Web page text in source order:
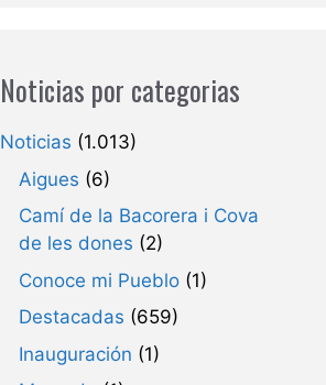
Noticias por categorias
Noticias (1.013)
Aigues (6)
Camí de la Bacorera i Cova
de les dones (2)
Conoce mi Pueblo (1)
Destacadas (659)
Inauguración (1)